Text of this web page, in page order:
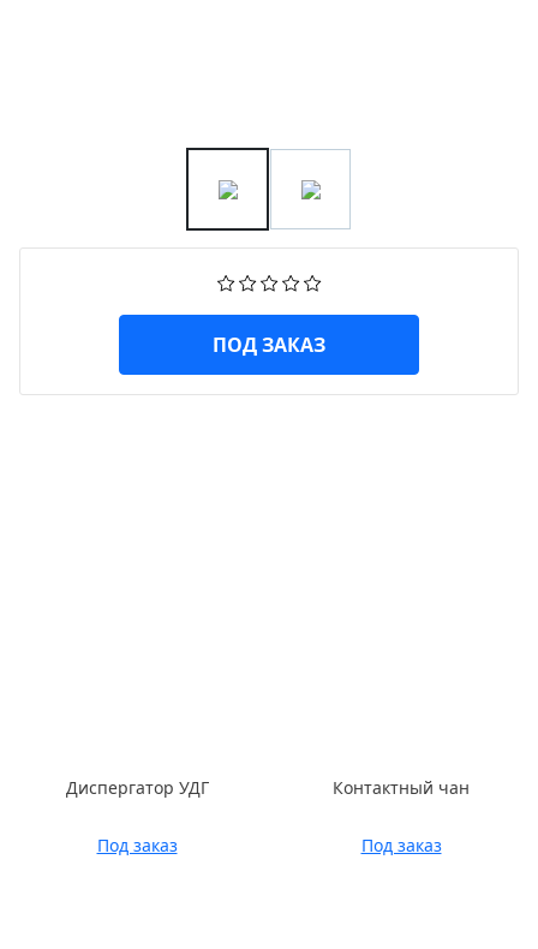
ПОД ЗАКАЗ
Диспергатор УДГ
Под заказ
Контактный чан
Под заказ